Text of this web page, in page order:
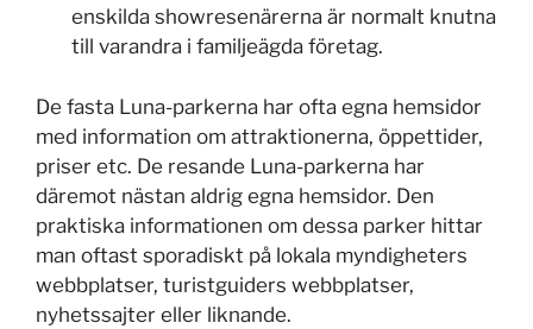
enskilda showresenärerna är normalt knutna
till varandra i familjeägda företag.
De fasta Luna-parkerna har ofta egna hemsidor
med information om attraktionerna, öppettider,
priser etc. De resande Luna-parkerna har
däremot nästan aldrig egna hemsidor. Den
praktiska informationen om dessa parker hittar
man oftast sporadiskt på lokala myndigheters
webbplatser, turistguiders webbplatser,
nyhetssajter eller liknande.